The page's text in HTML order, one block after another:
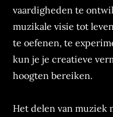
vaardigheden te
muzikale visie tot
te oefenen, te
kun je je creatieve
hoogten bereiken.
Het delen van muziek